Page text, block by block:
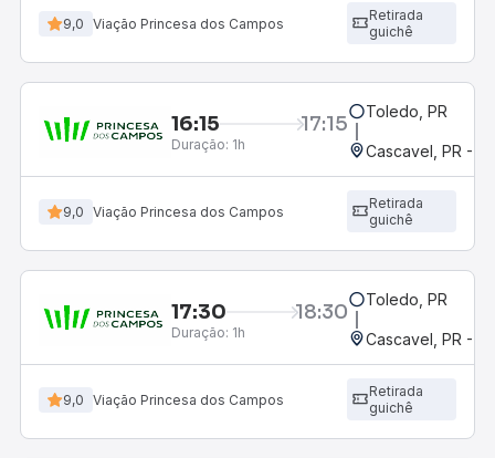
9,0 Viação Princesa dos Campos
Retirada
guichê
16:15 17:15
Duração: 1h
Toledo, PR
Cascavel, PR -
9,0 Viação Princesa dos Campos
Retirada
guichê
17:30 18:30
Duração: 1h
Toledo, PR
Cascavel, PR -
9,0 Viação Princesa dos Campos
Retirada
guichê